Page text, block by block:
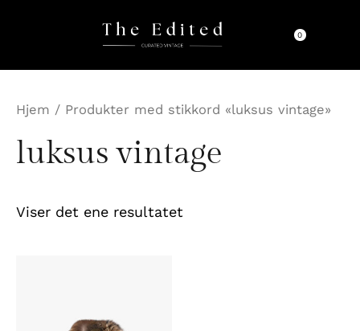
innholdet
0
Hjem / Produkter med stikkord «luksus vintage»
luksus vintage
Viser det ene resultatet